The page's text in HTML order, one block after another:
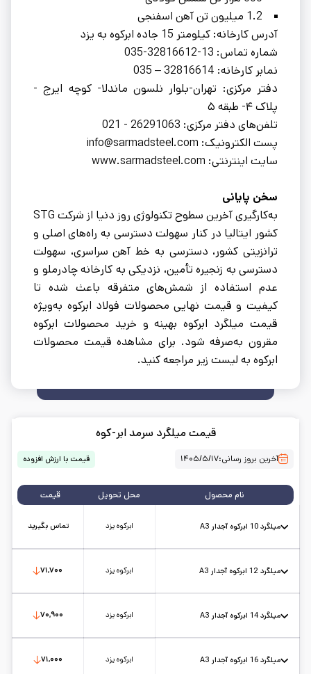
1.2 میلیون تن آهن اسفنجی
آدرس کارخانه: کیلومتر 15 جاده ابرکوه به یزد
شماره تماس: 13-32816612-035
نمابر کارخانه: 32816614 – 035
دفتر مرکزی: تهران-بلوار نلسون ماندلا- کوچه ایرج -
پلاک ۴- طبقه ۵
تلفن‌های دفتر مرکزی: 26291063 - 021
پست الکترونیک: info@sarmadsteel.com
سایت اینترنتی: www.sarmadsteel.com
سخن پایانی
به‌کارگیری آخرین سطوح تکنولوژی روز دنیا از شرکت STG
کشور ایتالیا در کنار سهولت دسترسی به راه‌های اصلی و
ترانزیتی کشور، دسترسی به خط آهن سراسری، سهولت
دسترسی به زنجیره تأمین، نزدیکی به کارخانه چادرملو و
عدم استفاده از شمش‌های متفرقه باعث شده تا
کیفیت و قیمت نهایی محصولات فولاد ابرکوه به‌ویژه
قیمت میلگرد ابرکوه بهینه و خرید محصولات ابرکوه
مقرون به‌صرفه شود. برای مشاهده قیمت محصولات
ابرکوه به لیست زیر مراجعه کنید.
قیمت میلگرد سرمد ابر-کوه
آخرین بروز رسانی:۱۴۰۵/۵/۱۷ قیمت با ارزش افزوده
نام محصول محل تحویل قیمت
میلگرد 10 ابرکوه آجدار A3 ابرکوه یزد تماس بگیرید
تاریخ بروزرسانی: ۱۴۰۵/۵/۱۷ واحد: کیلوگرم میلگرد 12 ابرکوه آجدار A3 ابرکوه یزد ۷۱,۷۰۰
تاریخ بروزرسانی: ۱۴۰۵/۵/۱۷ واحد: کیلوگرم میلگرد 14 ابرکوه آجدار A3 ابرکوه یزد ۷۰,۹۰۰
تاریخ بروزرسانی: ۱۴۰۵/۵/۱۷ واحد: کیلوگرم میلگرد 16 ابرکوه آجدار A3 ابرکوه یزد ۷۱,۰۰۰